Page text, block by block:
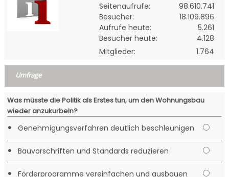
Seitenaufrufe:
98.610.741
Besucher:
18.109.896
Aufrufe heute:
5.261
Besucher heute:
4.128
Mitglieder:
1.764
Umfrage
Was müsste die Politik als Erstes tun, um den Wohnungsbau
wieder anzukurbeln?
• Genehmigungsverfahren deutlich beschleunigen
• Bauvorschriften und Standards reduzieren
• Förderprogramme vereinfachen und ausbauen